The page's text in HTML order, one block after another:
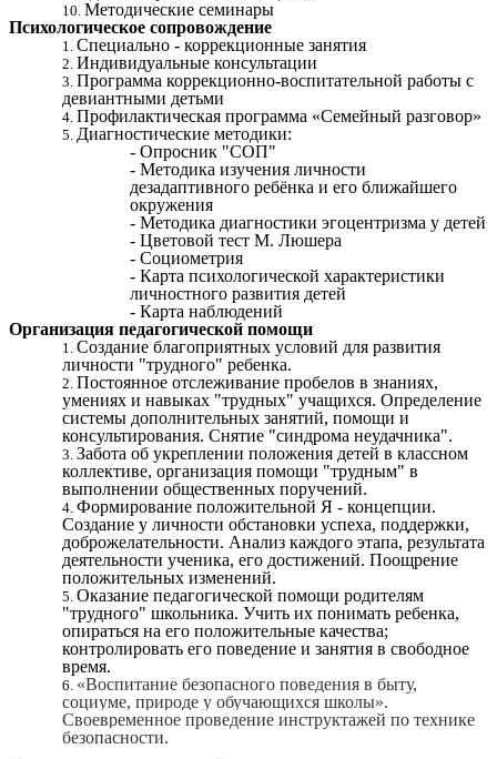
Методические семинары
Психологическое сопровождение
Специально - коррекционные занятия
Индивидуальные консультации
Программа коррекционно-воспитательной работы с
девиантными детьми
Профилактическая программа «Семейный разговор»
Диагностические методики:
- Опросник "СОП"
- Методика изучения личности
дезадаптивного ребёнка и его ближайшего
окружения
- Методика диагностики эгоцентризма у детей
- Цветовой тест М. Люшера
- Социометрия
- Карта психологической характеристики
личностного развития детей
- Карта наблюдений
Организация педагогической помощи
Создание благоприятных условий для развития
личности "трудного" ребенка.
Постоянное отслеживание пробелов в знаниях,
умениях и навыках "трудных" учащихся. Определение
системы дополнительных занятий, помощи и
консультирования. Снятие "синдрома неудачника".
Забота об укреплении положения детей в классном
коллективе, организация помощи "трудным" в
выполнении общественных поручений.
Формирование положительной Я - концепции.
Создание у личности обстановки успеха, поддержки,
доброжелательности. Анализ каждого этапа, результата
деятельности ученика, его достижений. Поощрение
положительных изменений.
Оказание педагогической помощи родителям
"трудного" школьника. Учить их понимать ребенка,
опираться на его положительные качества;
контролировать его поведение и занятия в свободное
время.
«Воспитание безопасного поведения в быту,
социуме, природе у обучающихся школы».
Своевременное проведение инструктажей по технике
безопасности.